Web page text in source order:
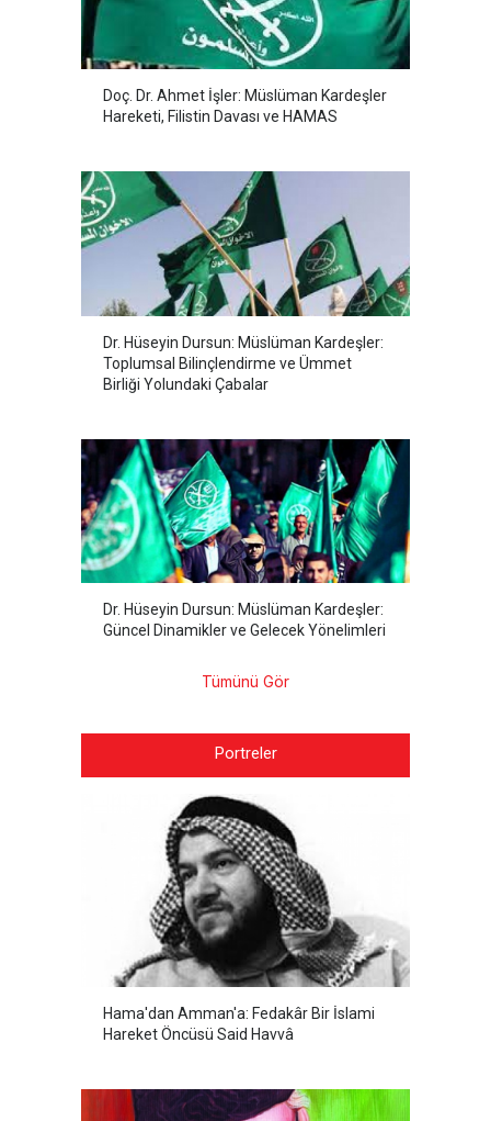
Doç. Dr. Ahmet İşler: Müslüman Kardeşler
Hareketi, Filistin Davası ve HAMAS
Dr. Hüseyin Dursun: Müslüman Kardeşler:
Toplumsal Bilinçlendirme ve Ümmet
Birliği Yolundaki Çabalar
Dr. Hüseyin Dursun: Müslüman Kardeşler:
Güncel Dinamikler ve Gelecek Yönelimleri
Tümünü Gör
Portreler
Hama'dan Amman'a: Fedakâr Bir İslami
Hareket Öncüsü Said Havvâ